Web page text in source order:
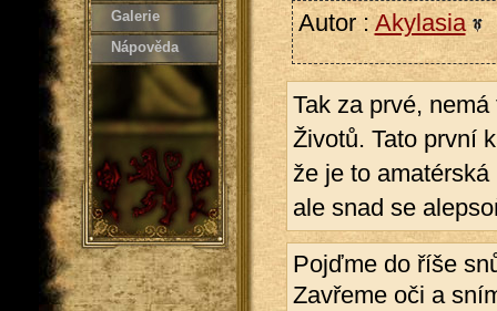
Galerie
Nápověda
Autor : Akylasia
Tak za prvé,
Životů. Tato první
že je to
ale snad se
Pojďme do říše
Zavřeme oči a